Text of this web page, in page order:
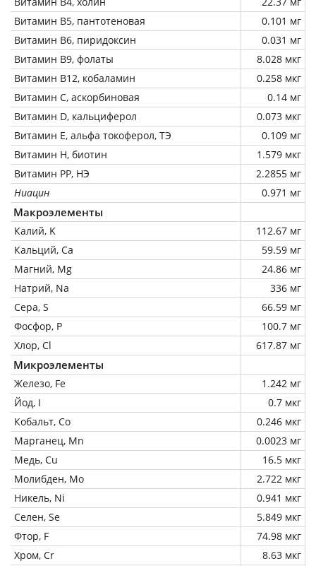
Витамин В5, пантотеновая
0.101 мг
Витамин В6, пиридоксин
0.031 мг
Витамин В9, фолаты
8.028 мкг
Витамин В12, кобаламин
0.258 мкг
Витамин C, аскорбиновая
0.14 мг
Витамин D, кальциферол
0.073 мкг
Витамин Е, альфа токоферол, ТЭ
0.109 мг
Витамин Н, биотин
1.579 мкг
Витамин РР, НЭ
2.2855 мг
Ниацин
0.971 мг
Макроэлементы
Калий, K
112.67 мг
Кальций, Ca
59.59 мг
Магний, Mg
24.86 мг
Натрий, Na
336 мг
Сера, S
66.59 мг
Фосфор, P
100.7 мг
Хлор, Cl
617.87 мг
Микроэлементы
Железо, Fe
1.242 мг
Йод, I
0.7 мкг
Кобальт, Co
0.246 мкг
Марганец, Mn
0.0023 мг
Медь, Cu
16.5 мкг
Молибден, Mo
2.722 мкг
Никель, Ni
0.941 мкг
Селен, Se
5.849 мкг
Фтор, F
74.98 мкг
Хром, Cr
8.63 мкг